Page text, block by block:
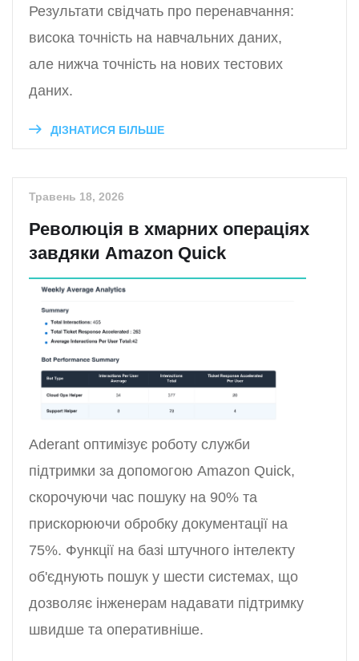
Результати свідчать про перенавчання:
висока точність на навчальних даних,
але нижча точність на нових тестових
даних.
ДІЗНАТИСЯ БІЛЬШЕ
Травень 18, 2026
Революція в хмарних операціях
завдяки Amazon Quick
Aderant оптимізує роботу служби
підтримки за допомогою Amazon Quick,
скорочуючи час пошуку на 90% та
прискорюючи обробку документації на
75%. Функції на базі штучного інтелекту
об'єднують пошук у шести системах, що
дозволяє інженерам надавати підтримку
швидше та оперативніше.